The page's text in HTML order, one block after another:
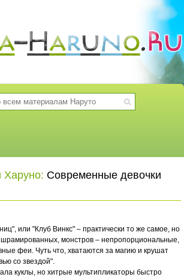
Харуно: Современные девочки
или "Клуб Винкс" – практически то же самое, но
шрамированных, монстров – непропорциональные,
феи. Чуть что, хватаются за магию и крушат
со звездой".
куклы, но хитрые мультипликаторы быстро